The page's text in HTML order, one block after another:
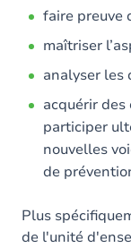
faire preuve
maîtriser
analyser les
acquérir
participer
nouvelles
de
Plus
de l'unité